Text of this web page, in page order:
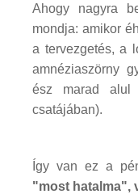
Ahogy nagyra
mondja: amikor
a tervezgetés, a
amnéziaszörny
ész marad alul
csatájában).
Így van ez a
"most hatalma",